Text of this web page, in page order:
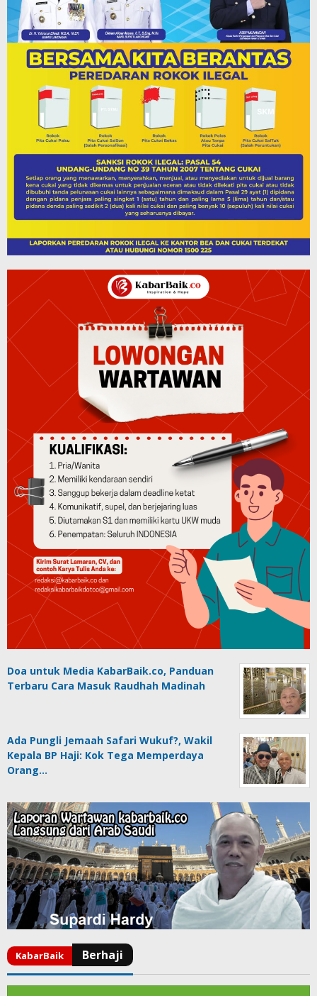
Doa untuk Media KabarBaik.co, Panduan
Terbaru Cara Masuk Raudhah Madinah
Ada Pungli Jemaah Safari Wukuf?, Wakil
Kepala BP Haji: Kok Tega Memperdaya
Orang…